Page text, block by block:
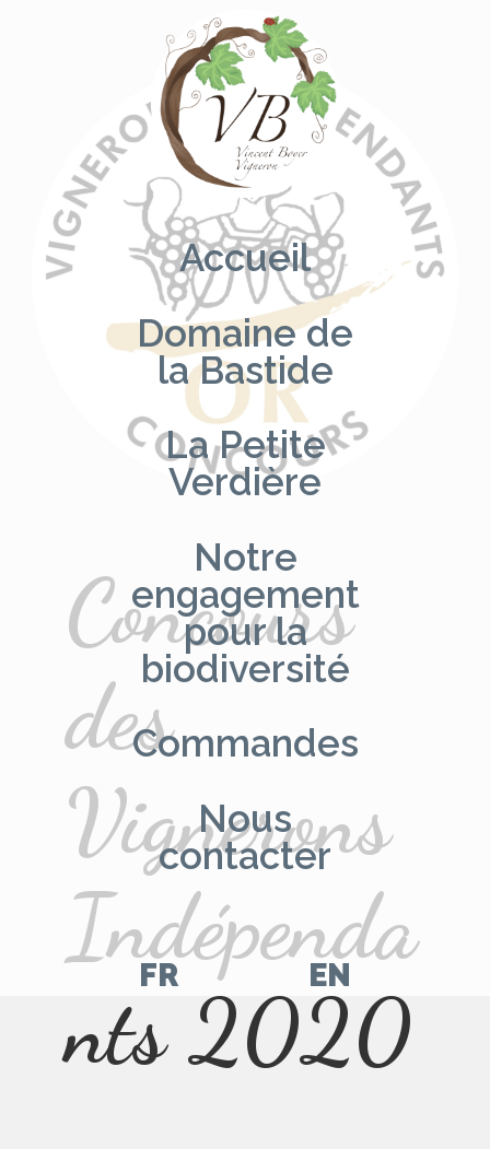
contenu
Accueil
Domaine de
la Bastide
La Petite
Verdière
Notre
engagement
pour la
biodiversité
Commandes
Nous
contacter
FR EN
Aller
sur
Aller
sur
Concours
des
Vignerons
Indépenda
nts 2020